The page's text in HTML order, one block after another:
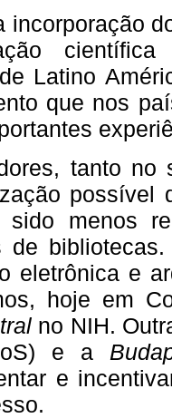
incorporação
Latino
que nos
tanto
possível
sido menos
de
eletrônica e
hoje em
no NIH.
e a
e